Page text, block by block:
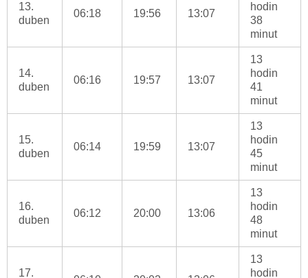
13.
duben
06:18 19:56 13:07
hodin
38
minut
14.
duben
06:16 19:57 13:07
13
hodin
41
minut
15.
duben
06:14 19:59 13:07
13
hodin
45
minut
16.
duben
06:12 20:00 13:06
13
hodin
48
minut
17.
13
hodin